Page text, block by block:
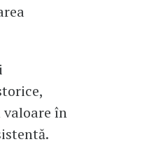
valoare în